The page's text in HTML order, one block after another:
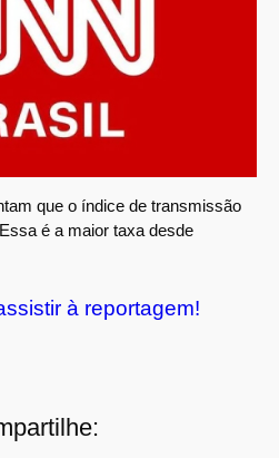
que o índice de transmissão
é a maior taxa desde
à reportagem!